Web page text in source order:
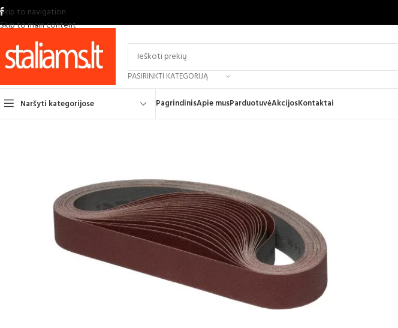
Skip to navigation
Skip to main content
PASIRINKTI KATEGORIJĄ
Naršyti kategorijose PagrindinisApie musParduotuvėAkcijosKontaktai